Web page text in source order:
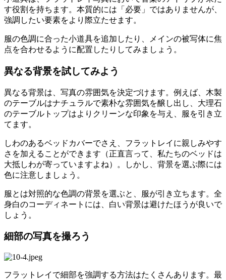
す役割を持ちます。本質的には「必要」ではありませんが、
強調したい要素をより際立たせます。
服の色調に合った小道具を追加したり、メインの被写体に焦
点を合わせるように配置したりしてみましょう。
異なる背景を試してみよう
異なる背景は、写真の雰囲気を決定づけます。例えば、木製
のテーブルはナチュラルで素朴な雰囲気を醸し出し、大理石
のテーブルトップはよりクリーンな印象を与え、服を引き立
てます。
しわのあるベッドカバーでさえ、フラットレイに親しみやす
さを加えることができます（正直言って、私たちのベッドは
大抵しわが寄っていますよね）。しかし、背景を選ぶ際には
色に注意しましょう。
服とは対照的な色調の背景を選ぶと、服が引き立ちます。全
身白のコーディネートには、白い背景は避けたほうが良いで
しょう。
細部の写真を撮ろう
フラットレイで細部を強調する方法はたくさんあります。最